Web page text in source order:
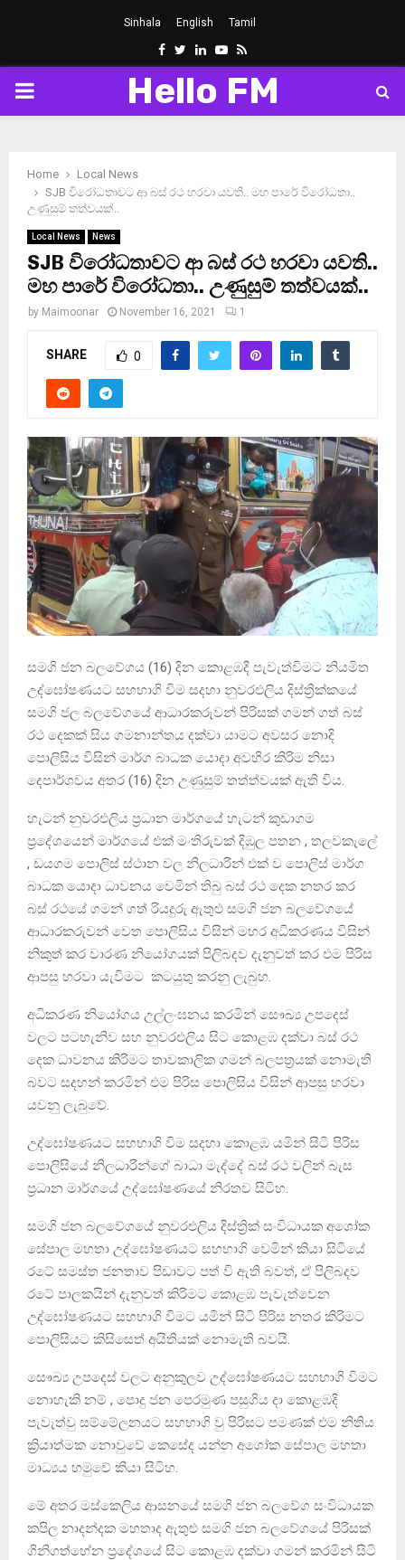
Sinhala English Tamil
Facebook
Twitter
LinkedinYoutube
Rss
PRIMARY
Hello FM
Home
Local News
SJB විරෝධතාවට ආ බස් රථ හරවා යවති.. මහ පාරේ විරෝධතා..
උණුසුම් තත්වයක්..
Local News News
SJB විරෝධතාවට ආ බස් රථ හරවා යවති..
මහ පාරේ විරෝධතා.. උණුසුම් තත්වයක්..
by Maimoonar November 16, 2021 1
SHARE 0
සමගි ජන බලවේගය (16) දින කොළඹදි පැවැත්විමට නියමිත
උද්ඝෝෂණයට සහභාගි විම සදහා නුවරඑලිය දිස්ත්‍රික්කයේ
සමගි ජල බලවේගයේ ආධාරකරුවන් පිරිසක් ගමන් ගත් බස්
රථ දෙකක් සිය ගමනාන්තය දක්වා යාමට අවසර නොදි
පොලිසිය විසින් මාර්ග බාධක යොදා අවහිර කිරිම නිසා
දෙපාර්ශවය අතර (16) දින උණුසුම් තත්ත්වයක් ඇති විය.
හැටන් නුවරඑලිය ප්‍රධාන මාර්ගයේ හැටන් කුඩාගම
ප්‍රදේශයෙන් මාර්ගයේ එක් මංතිරුවක් දිඹුල පතන , තලවකැලේ
, ඩයගම පොලිස් ස්ථාන වල නිලධාරින් එක් ව පොලිස් මාර්ග
බාධක යොදා ධාවනය වෙමින් තිබු බස් රථ දෙක නතර කර
බස් රථයේ ගමන් ගත් රියදුරු ඇතුළු සමගි ජන බලවේගයේ
ආධාරකරුවන් වෙත පොලිසිය විසින් මහර අධිකරණය විසින්
නිකුත් කර වාරණ නියෝගයක් පිලිබදව දැනුවත් කර එම පිරිස
ආපසු හරවා යැවිමට කටයුතු කරනු ලැබුහ.
අධිකරණ නියෝගය උල්ලංඝනය කරමින් සෞඛ්‍ය උපදෙස්
වලට පටහැනිව සහ නුවරඑලිය සිට කොළඹ දක්වා බස් රථ
දෙක ධාවනය කිරිමට තාවකාලික ගමන් බලපත්‍රයක් නොමැති
බවට සදහන් කරමින් එම පිරිස පොලිසිය විසින් ආපසු හරවා
යවනු ලැබුවේ.
උද්ඝෝෂණයට සහභාගි විම සදහා කොළඹ යමින් සිටි පිරිස
පොලිසියේ නිලධාරින්ගේ බාධා මැද්දේ බස් රථ වලින් බැස
ප්‍රධාන මාර්ගයේ උද්ඝෝෂණයේ නිරතව සිටිහ.
සමගි ජන බලවේගයේ නුවරඑලිය දිස්ත්‍රික් සංවිධායක අශෝක
සේපාල මහතා උද්ඝෝෂණයට සහභාගි වෙමින් කියා සිටියේ
රටේ සමස්ත ජනතාව පිඩාවට පත් වි ඇති බවත්, ඒ පිලිබදව
රටේ පාලකයින් දැනුවත් කිරිමට කොළඹ පැවැත්වෙන
උද්ඝෝෂණයට සහභාගි විමට යමින් සිටි පිරිස නතර කිරිමට
පොලිසියට කිසිසෙත් අයිතියක් නොමැති බවයි.
සෞඛ්‍ය උපදෙස් වලට අනුකුලව උද්ඝෝෂණයට සහභාගි විමට
නොහැකි නම් , පොදු ජන පෙරමුණ පසුගිය දා කොළඹදි
පැවැත්වු සම්මේලනයට සහභාගි වු පිරිසට පමණක් එම නිතිය
ක්‍රියාත්මක නොවුවේ කෙසේද යන්න අශෝක සේපාල මහතා
මාධ්‍යය හමුවේ කියා සිටිහ.
මේ අතර මස්කෙලිය ආසනයේ සමගි ජන බලවේග සංවිධායක
කපිල නාදන්දක මහතාද ඇතුළු සමගි ජන බලවේගයේ පිරිසක්
ගිනිගත්හේන ප්‍රදේශයේ සිට කොළඹ දක්වා ගමන් කරමින් සිටි